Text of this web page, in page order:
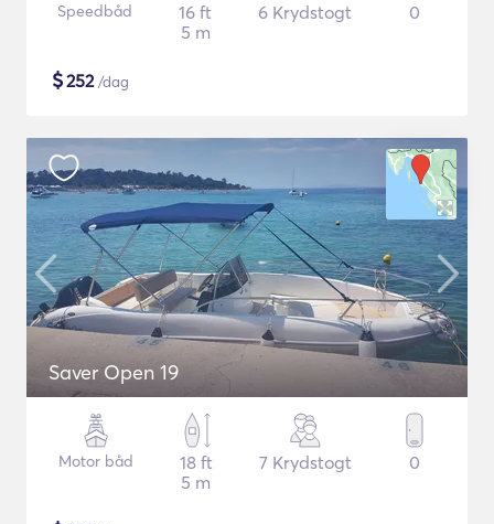
Speedbåd
16 ft
5 m
6 Krydstogt 0
$252/dag
Saver Open 19
Motor båd
18 ft
5 m
7 Krydstogt 0